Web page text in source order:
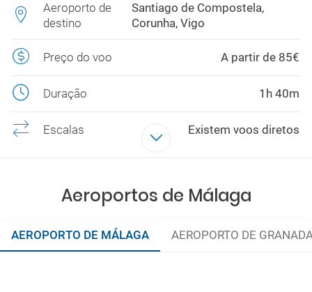
Aeroporto de
destino
Santiago de Compostela,
Corunha, Vigo
Preço do voo A partir de 85€
Duração 1h 40m
Escalas Existem voos diretos
Aeroportos de Málaga
AEROPORTO DE MÁLAGA AEROPORTO DE